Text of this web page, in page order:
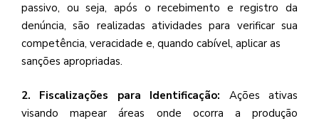
passivo, ou seja, após o recebimento e registro da
denúncia, são realizadas atividades para verificar sua
competência, veracidade e, quando cabível, aplicar as
sanções apropriadas.
2. Fiscalizações para Identificação: Ações ativas
visando mapear áreas onde ocorra a produção